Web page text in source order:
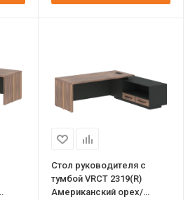
Стол руководителя с
тумбой VRCT 2319(R)
Американский орех/